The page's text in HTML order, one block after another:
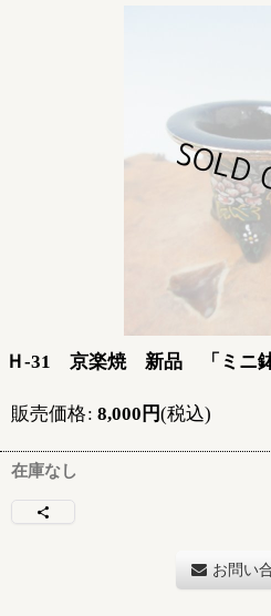
Ｈ-31 京楽焼 新品 「ミニ
販売価格: 8,000 円(税込)
在庫なし
お問い